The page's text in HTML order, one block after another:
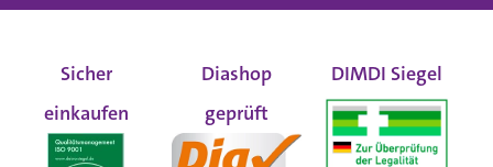
Sicher
einkaufen
Diashop
geprüft
DIMDI Siegel